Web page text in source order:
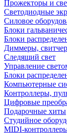
Прожекторы и
Светодиодные
Силовое
Блоки
Блоки
Диммеры,
Следящий свет
Управление
Блоки
Компьютерные
Контроллеры,
Цифровые
Подарочные хиты
Студийное
MIDI-